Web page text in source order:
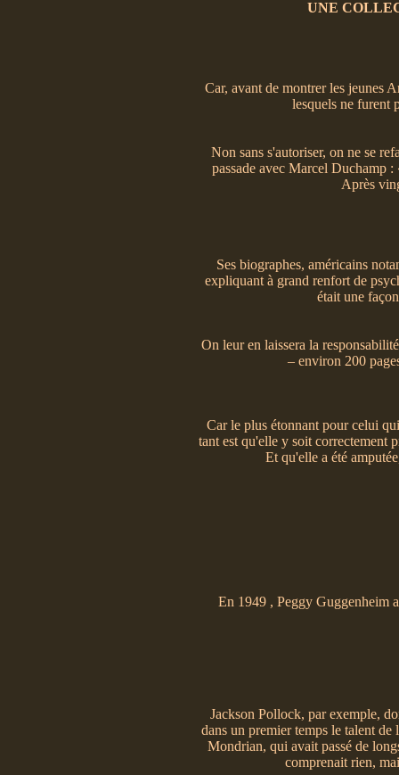
UNE
Car, avant de montrer les jeunes
lesquels ne furent
Non sans s'autoriser, on ne se
passade avec Marcel Duchamp
Après
Ses biographes, américains
expliquant à grand renfort de
était une
On leur en laissera la
– environ 200
Car le plus étonnant pour celui
tant est qu'elle y soit correctement
Et qu'elle a été
En 1949 , Peggy Guggenheim
Jackson Pollock, par exemple,
dans un premier temps le talent
Mondrian, qui avait passé de
comprenait rien,